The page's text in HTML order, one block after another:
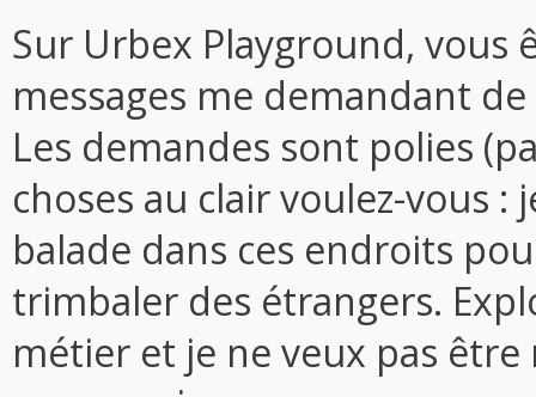
Sur Urbex Playground, vous
messages me demandant
Les demandes sont polies
choses au clair voulez-vous :
balade dans ces endroits
trimbaler des étrangers.
métier et je ne veux pas